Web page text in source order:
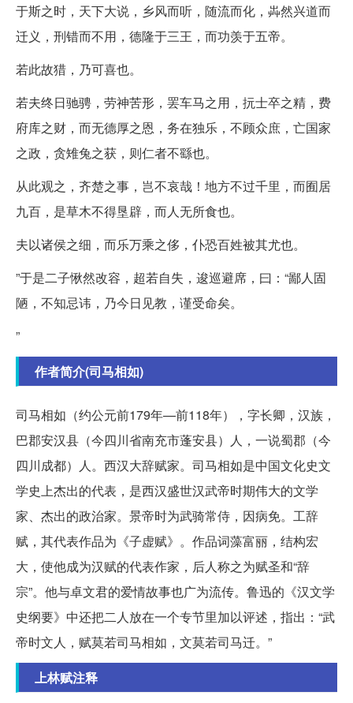
于斯之时，天下大说，乡风而听，随流而化，芔然兴道而
迁义，刑错而不用，德隆于三王，而功羡于五帝。
若此故猎，乃可喜也。
若夫终日驰骋，劳神苦形，罢车马之用，抏士卒之精，费
府库之财，而无德厚之恩，务在独乐，不顾众庶，亡国家
之政，贪雉兔之获，则仁者不繇也。
从此观之，齐楚之事，岂不哀哉！地方不过千里，而囿居
九百，是草木不得垦辟，而人无所食也。
夫以诸侯之细，而乐万乘之侈，仆恐百姓被其尤也。
”于是二子愀然改容，超若自失，逡巡避席，曰：“鄙人固
陋，不知忌讳，乃今日见教，谨受命矣。
”
作者简介(司马相如)
司马相如（约公元前179年—前118年），字长卿，汉族，
巴郡安汉县（今四川省南充市蓬安县）人，一说蜀郡（今
四川成都）人。西汉大辞赋家。司马相如是中国文化史文
学史上杰出的代表，是西汉盛世汉武帝时期伟大的文学
家、杰出的政治家。景帝时为武骑常侍，因病免。工辞
赋，其代表作品为《子虚赋》。作品词藻富丽，结构宏
大，使他成为汉赋的代表作家，后人称之为赋圣和“辞
宗”。他与卓文君的爱情故事也广为流传。鲁迅的《汉文学
史纲要》中还把二人放在一个专节里加以评述，指出：“武
帝时文人，赋莫若司马相如，文莫若司马迁。”
上林赋注释